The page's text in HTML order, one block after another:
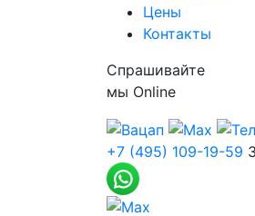
Цены
Контакты
Спрашивайте
мы Online
+7 (495) 109-19-59